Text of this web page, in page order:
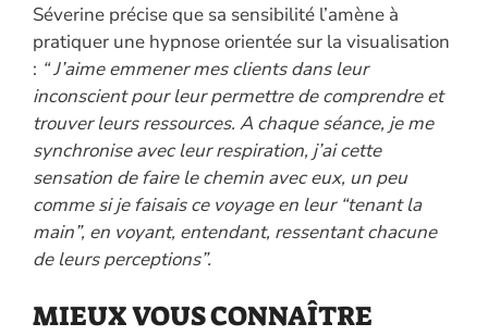
Séverine précise que sa sensibilité l’amène à
pratiquer une hypnose orientée sur la visualisation
: “ J’aime emmener mes clients dans leur
inconscient pour leur permettre de comprendre et
trouver leurs ressources. A chaque séance, je me
synchronise avec leur respiration, j’ai cette
sensation de faire le chemin avec eux, un peu
comme si je faisais ce voyage en leur “tenant la
main”, en voyant, entendant, ressentant chacune
de leurs perceptions”.
MIEUX VOUS CONNAÎTRE